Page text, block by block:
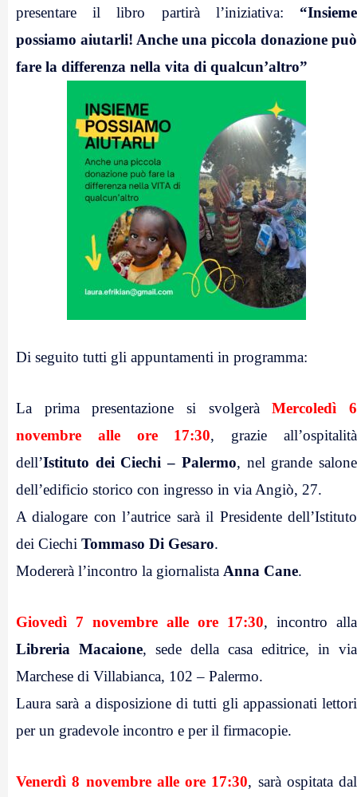
presentare il libro partirà l’iniziativa: “Insieme
possiamo aiutarli! Anche una piccola donazione può
fare la differenza nella vita di qualcun’altro”
Di seguito tutti gli appuntamenti in programma:
La prima presentazione si svolgeràMercoledì 6
novembre alle ore 17:30, grazie all’ospitalità
dell’Istituto dei Ciechi – Palermo, nel grande salone
dell’edificio storico con ingresso in via Angiò, 27.
A dialogare con l’autrice sarà il Presidente dell’Istituto
dei Ciechi Tommaso Di Gesaro.
Modererà l’incontro la giornalista Anna Cane.
Giovedì 7 novembre alle ore 17:30, incontro alla
Libreria Macaione, sede della casa editrice, in via
Marchese di Villabianca, 102 – Palermo.
Laura sarà a disposizione di tutti gli appassionati lettori
per un gradevole incontro e per il firmacopie.
Venerdì 8 novembre alle ore 17:30, sarà ospitata dal